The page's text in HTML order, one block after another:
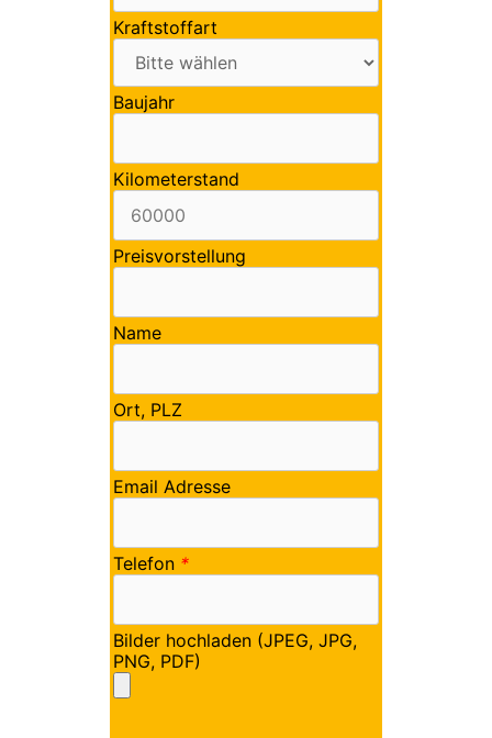
Kraftstoffart
Baujahr
Kilometerstand
Preisvorstellung
Name
Ort, PLZ
Email Adresse
Telefon *
Bilder hochladen (JPEG, JPG,
PNG, PDF)